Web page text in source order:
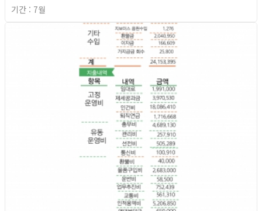
기간 : 7월